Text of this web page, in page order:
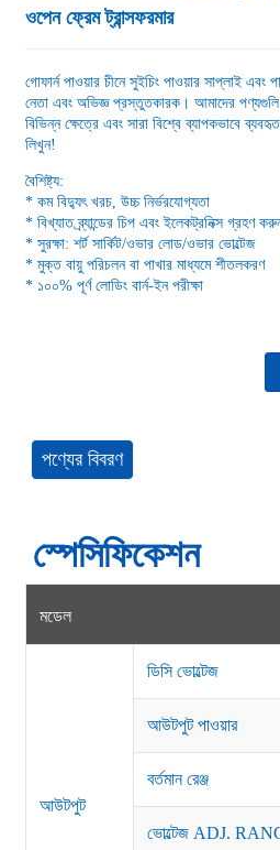
ওপেন ফ্রেম ট্রান্সফরমার
গোফার্ন পাওয়ার চীনে সুইচিং পাওয়ার সাপ্লাই এবং
নেতা এবং অভিজ্ঞ প্রস্তুতকারক। আমাদের পণ্যগুলি
বিভিন্ন ক্ষেত্রে এবং সারা বিশ্বে ব্যাপকভাবে
লিখুন!
বৈশিষ্ট্য:
* কম বিদ্যুৎ খরচ, উচ্চ নির্ভরযোগ্যতা
* বিখ্যাত ব্র্যান্ডের চিপ এবং ইলেকট্রনিক্স গ্রহণ
* সুরক্ষা: শর্ট সার্কিট/ওভার লোড/ওভার ভোল্টেজ
* মুক্ত বায়ু পরিচলন বা পাখার মাধ্যমে শীতলকরণ
* ১০০% পূর্ণ লোডিং বার্ন-ইন পরীক্ষা
পণ্যের বিবরণ
স্পেসিফিকেশন
মডেল
আউটপুট
ডিসি ভোল্টেজ
আউটপুট পাওয়ার
বর্তমান রেঞ্জ
ভোল্টেজ ADJ.